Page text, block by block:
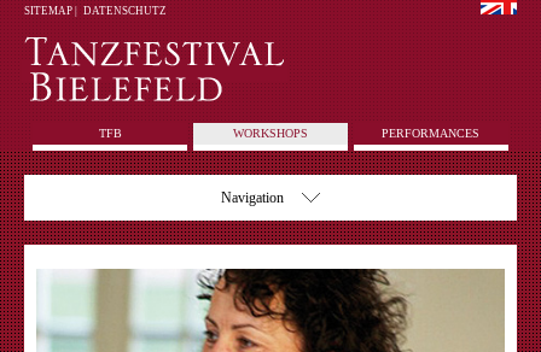
SITEMAP| DATENSCHUTZ
TFB WORKSHOPS PERFORMANCES
Navigation